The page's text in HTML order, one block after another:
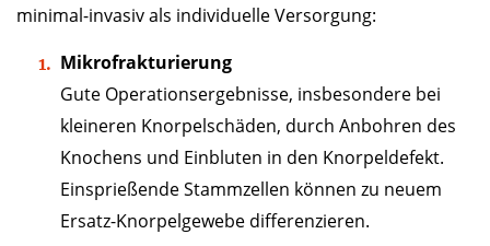
minimal-invasiv als individuelle Versorgung:
Mikrofrakturierung
Gute Operationsergebnisse, insbesondere bei
kleineren Knorpelschäden, durch Anbohren des
Knochens und Einbluten in den Knorpeldefekt.
Einsprießende Stammzellen können zu neuem
Ersatz-Knorpelgewebe differenzieren.